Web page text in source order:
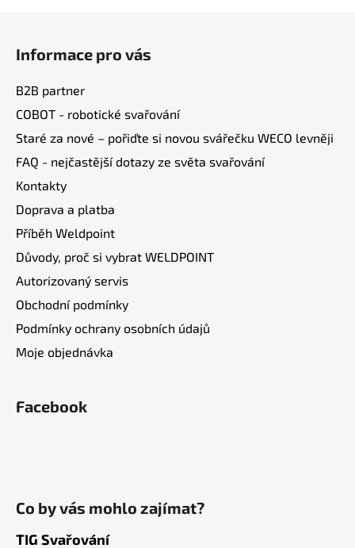
Informace pro vás
B2B partner
COBOT - robotické svařování
Staré za nové – pořiďte si novou svářečku WECO levněji
FAQ - nejčastější dotazy ze světa svařování
Kontakty
Doprava a platba
Příběh Weldpoint
Důvody, proč si vybrat WELDPOINT
Autorizovaný servis
Obchodní podmínky
Podmínky ochrany osobních údajů
Moje objednávka
Facebook
Co by vás mohlo zajímat?
TIG Svařování